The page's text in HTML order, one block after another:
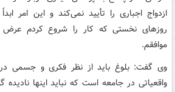
ازدواج اجباری را تأیید نمی‌کند و این امر
روزهای نخستی که کار را شروع کردم عرض
موافقم.
وی گفت: بلوغ باید از نظر فکری و جسمی در
واقعیاتی در جامعه است که نباید اینها نادیده